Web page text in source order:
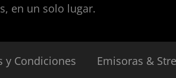
en un solo lugar.
y Condiciones Emisoras &